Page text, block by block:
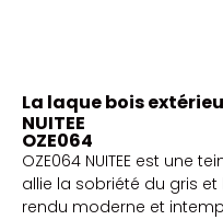
La laque bois
NUITEE
OZE064
OZE064 NUITEE est une
allie la sobriété du gris
rendu moderne et